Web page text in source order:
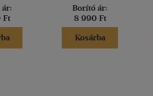
Ft
Borító ár:
8 990 Ft
Kosárba